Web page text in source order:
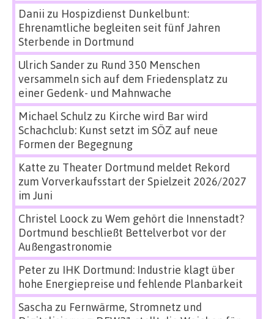
Danii zu Hospizdienst Dunkelbunt:
Ehrenamtliche begleiten seit fünf Jahren
Sterbende in Dortmund
Ulrich Sanderzu Rund 350 Menschen
versammeln sich auf dem Friedensplatz zu
einer Gedenk- und Mahnwache
Michael Schulz zu Kirche wird Bar wird
Schachclub: Kunst setzt im SÖZ auf neue
Formen der Begegnung
Katte zu Theater Dortmund meldet Rekord
zum Vorverkaufsstart der Spielzeit 2026/2027
im Juni
Christel Loock zu Wem gehört die Innenstadt?
Dortmund beschließt Bettelverbot vor der
Außengastronomie
Peterzu IHK Dortmund: Industrie klagt über
hohe Energiepreise und fehlende Planbarkeit
Sascha zu Fernwärme, Stromnetz und